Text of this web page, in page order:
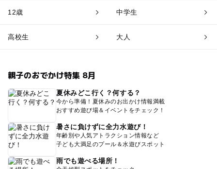
12歳 中学生
高校生 大人
親子のおでかけ特集 8月
夏休みどこ行く？何する？
今から準備！夏休みのお出かけ情報満載
おすすめ遊び場＆イベントをチェック！
暑さに負けずに全力水遊び！
年齢別や人気アトラクション情報など
子ども大満足のプール＆水遊びスポット
雨でも遊べる場所！